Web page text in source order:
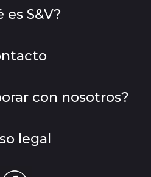
es S&V?
con nosotros?
legal